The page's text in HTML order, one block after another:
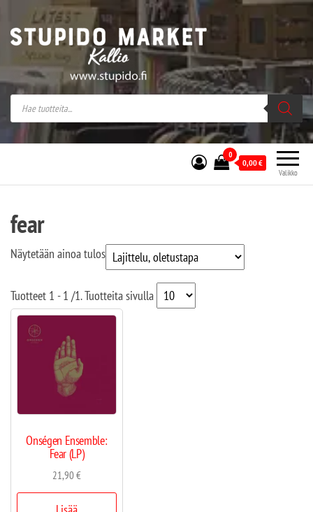
Stupido Market – verkossa ja kivijalassa
Stupido Market on vaihtoehtomusaan
erikoistunut verkko- sekä
kivijalkakauppa Helsingissä Kallion
sydämessä.
Valikko
0
0,00€
fear
Näytetään ainoa tulos
Tuotteet 1 - 1 /1. Tuotteita sivulla
Onségen Ensemble:
Fear (LP)
21,90€